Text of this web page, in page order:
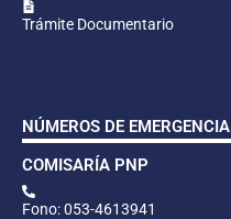
Trámite Documentario
NÚMEROS DE EMERGENCIA
COMISARÍA PNP
Fono: 053-4613941